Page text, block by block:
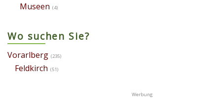
Museen (4)
Wo suchen Sie?
Vorarlberg (235)
Feldkirch (51)